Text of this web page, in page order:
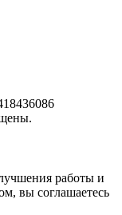
работы и
вы соглашаетесь